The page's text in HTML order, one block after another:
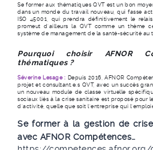
Se former aux thématiques QVT est un bon
dans un monde du travail nouveau, qui fasse
ISO 45001, qui prendra définitivement le
promeut d’ailleurs la QVT comme un thème
système de management de la santé-sécurité au
Pourquoi choisir AFNOR
thématiques ?
Séverine Lesage : Depuis 2016, AFNOR
projet et consultant.e.s QVT, avec un succès
un nouveau module de classe virtuelle
sociaux liés à la crise sanitaire est proposé pour
d’activité, quelle que soit l’entreprise qui
Se former à la gestion de
avec AFNOR Compétences…